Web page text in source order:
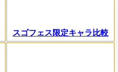
スゴフェス限定キャラ比較